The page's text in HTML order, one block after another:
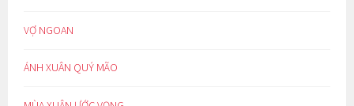
VỢ NGOAN
ÁNH XUÂN QUÝ MÃO